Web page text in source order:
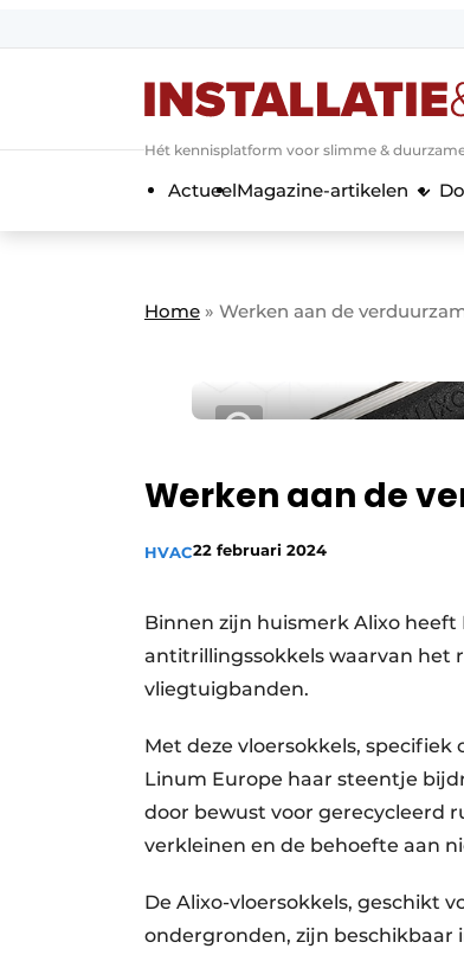
Algemene voorwaarden
Banner overzicht
BedrijvenAanmelden
Bedankt
Bedrijven
Evenement aanmelden
Meest gelezen
Vacature aanmelden
Video’s
Hét kennisplatform voor slimme &
ActueelMagazine-artikelen
Home » Werken aan de
Werken aan de
HVAC22 februari 2024
Binnen zijn huismerk Alixo heeft
antitrillingssokkels waarvan het
vliegtuigbanden.
Met deze vloersokkels,
Linum Europe haar steentje
door bewust voor gerecycleerd
verkleinen en de behoefte aan
De Alixo-vloersokkels, geschikt
ondergronden, zijn beschikbaar